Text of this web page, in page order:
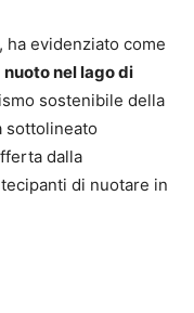
ha evidenziato come
nuoto nel lago di
sostenibile della
sottolineato
dalla
di nuotare in